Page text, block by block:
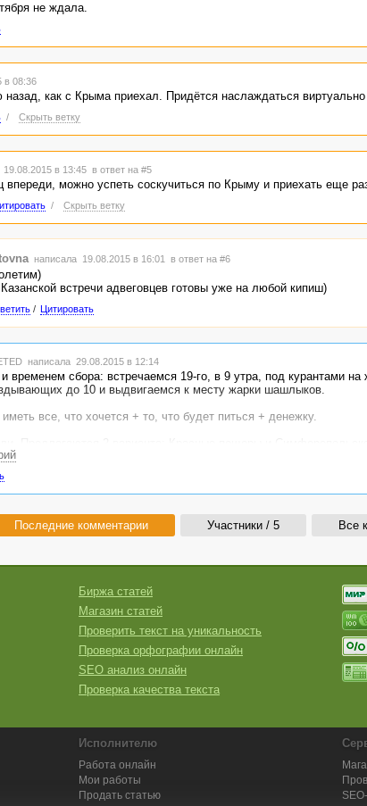
не ждала.
в 08:36
как с Крыма приехал. Придётся наслаждаться
/ Скрыть ветку
в 13:45 в ответ на #5
можно успеть соскучиться по Крыму и приехать еще
/ Скрыть ветку
написала 19.08.2015 в 16:01 в ответ на #6
встречи адвеговцев готовы уже на любой кипиш)
/ Цитировать
написала 29.08.2015 в 12:14
временем сбора: встречаемся 19-го, в 9 утра, под курантами
до 10 и выдвигаемся к месту жарки шашлыков.
все, что хочется + то, что будет питься + денежку.
связи здесь: [
Последние комментарии Участники / 5 Все
Биржа статей
Магазин статей
Проверить текст на уникальность
Проверка орфографии онлайн
SEO анализ онлайн
Проверка качества текста
Исполнителю
Работа онлайн
Мои работы
Продать статью